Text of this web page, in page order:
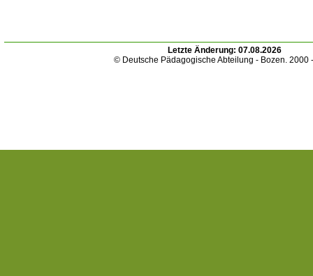
Letzte Änderung: 07.08.2026
© Deutsche Pädagogische Abteilung - Bozen. 2000